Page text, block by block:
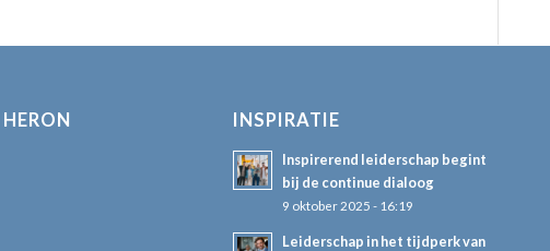
INSPIRATIE
Inspirerend leiderschap begint
bij de continue dialoog
9 oktober 2025 - 16:19
Leiderschap in het tijdperk van